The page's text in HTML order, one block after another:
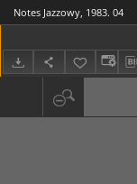
Notes Jazzowy, 1983. 04